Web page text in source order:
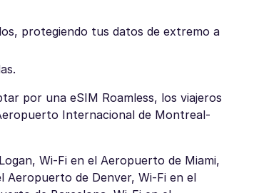
protegiendo tus datos de extremo a
por una eSIM Roamless, los viajeros
Internacional de Montreal-
Wi-Fi en el Aeropuerto de Miami,
Aeropuerto de Denver, Wi-Fi en el